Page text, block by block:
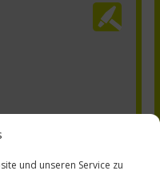
und unseren Service zu